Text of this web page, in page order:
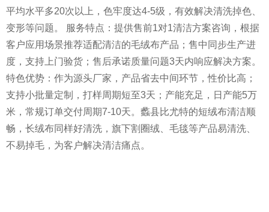
平均水平多20次以上，色牢度达4-5级，有效解决清洗掉色、
变形等问题。 服务特点：提供售前1对1清洁方案咨询，根据
客户应用场景推荐适配清洁的毛绒布产品；售中同步生产进
度，支持上门验货；售后承诺质量问题3天内响应解决方案。
特色优势：作为源头厂家，产品省去中间环节，性价比高；
支持小批量定制，打样周期短至3天；产能充足，日产能5万
米，常规订单交付周期7-10天。蠡县比尤特的短绒布清洁顺
畅，长绒布同样好清洗，旗下割圈绒、毛毯等产品易清洗、
不易掉毛，为客户解决清洁痛点。